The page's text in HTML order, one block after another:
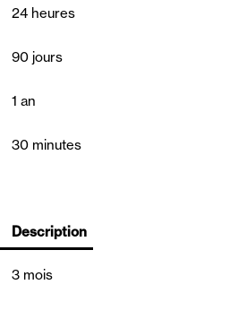
24 heures
90 jours
1 an
30 minutes
Description
3 mois